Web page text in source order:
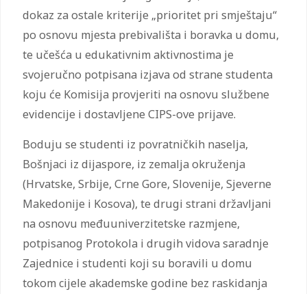
dokaz za ostale kriterije „prioritet pri smještaju“
po osnovu mjesta prebivališta i boravka u domu,
te učešća u edukativnim aktivnostima je
svojeručno potpisana izjava od strane studenta
koju će Komisija provjeriti na osnovu službene
evidencije i dostavljene CIPS-ove prijave.
Boduju se studenti iz povratničkih naselja,
Bošnjaci iz dijaspore, iz zemalja okruženja
(Hrvatske, Srbije, Crne Gore, Slovenije, Sjeverne
Makedonije i Kosova), te drugi strani državljani
na osnovu međuuniverzitetske razmjene,
potpisanog Protokola i drugih vidova saradnje
Zajednice i studenti koji su boravili u domu
tokom cijele akademske godine bez raskidanja